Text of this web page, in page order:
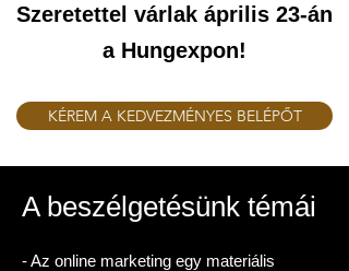
Szeretettel várlak április 23-án
a Hungexpon!
KÉREM A KEDVEZMÉNYES BELÉPŐT
A beszélgetésünk témái
- Az online marketing egy materiális